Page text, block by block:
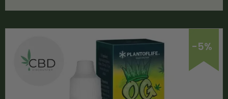
-5%